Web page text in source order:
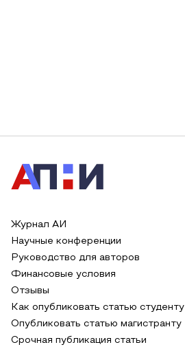
Журнал АИ
Научные конференции
Руководство для авторов
Финансовые условия
Отзывы
Как опубликовать статью студенту
Опубликовать статью магистранту
Срочная публикация статьи